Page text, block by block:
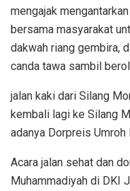
mengajak
bersama masyarakat
dakwah riang gembira,
canda tawa sambil
jalan kaki dari Silang
kembali lagi ke Silang
adanya Dorpreis
Acara jalan sehat dan
Muhammadiyah di DKI